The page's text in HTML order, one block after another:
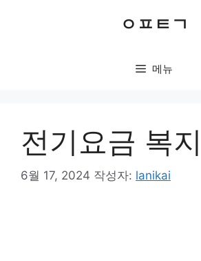
ㅇㅍㅌㄱ
메뉴
전기요금 복
6월 17, 2024 작성자: lanikai